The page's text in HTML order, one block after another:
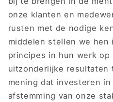
onze klanten en
rusten met de nodige
middelen stellen we hen
principes in hun werk op
uitzonderlijke resultaten
mening dat investeren
afstemming van onze